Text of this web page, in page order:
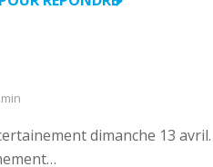
dimanche 13 avril.